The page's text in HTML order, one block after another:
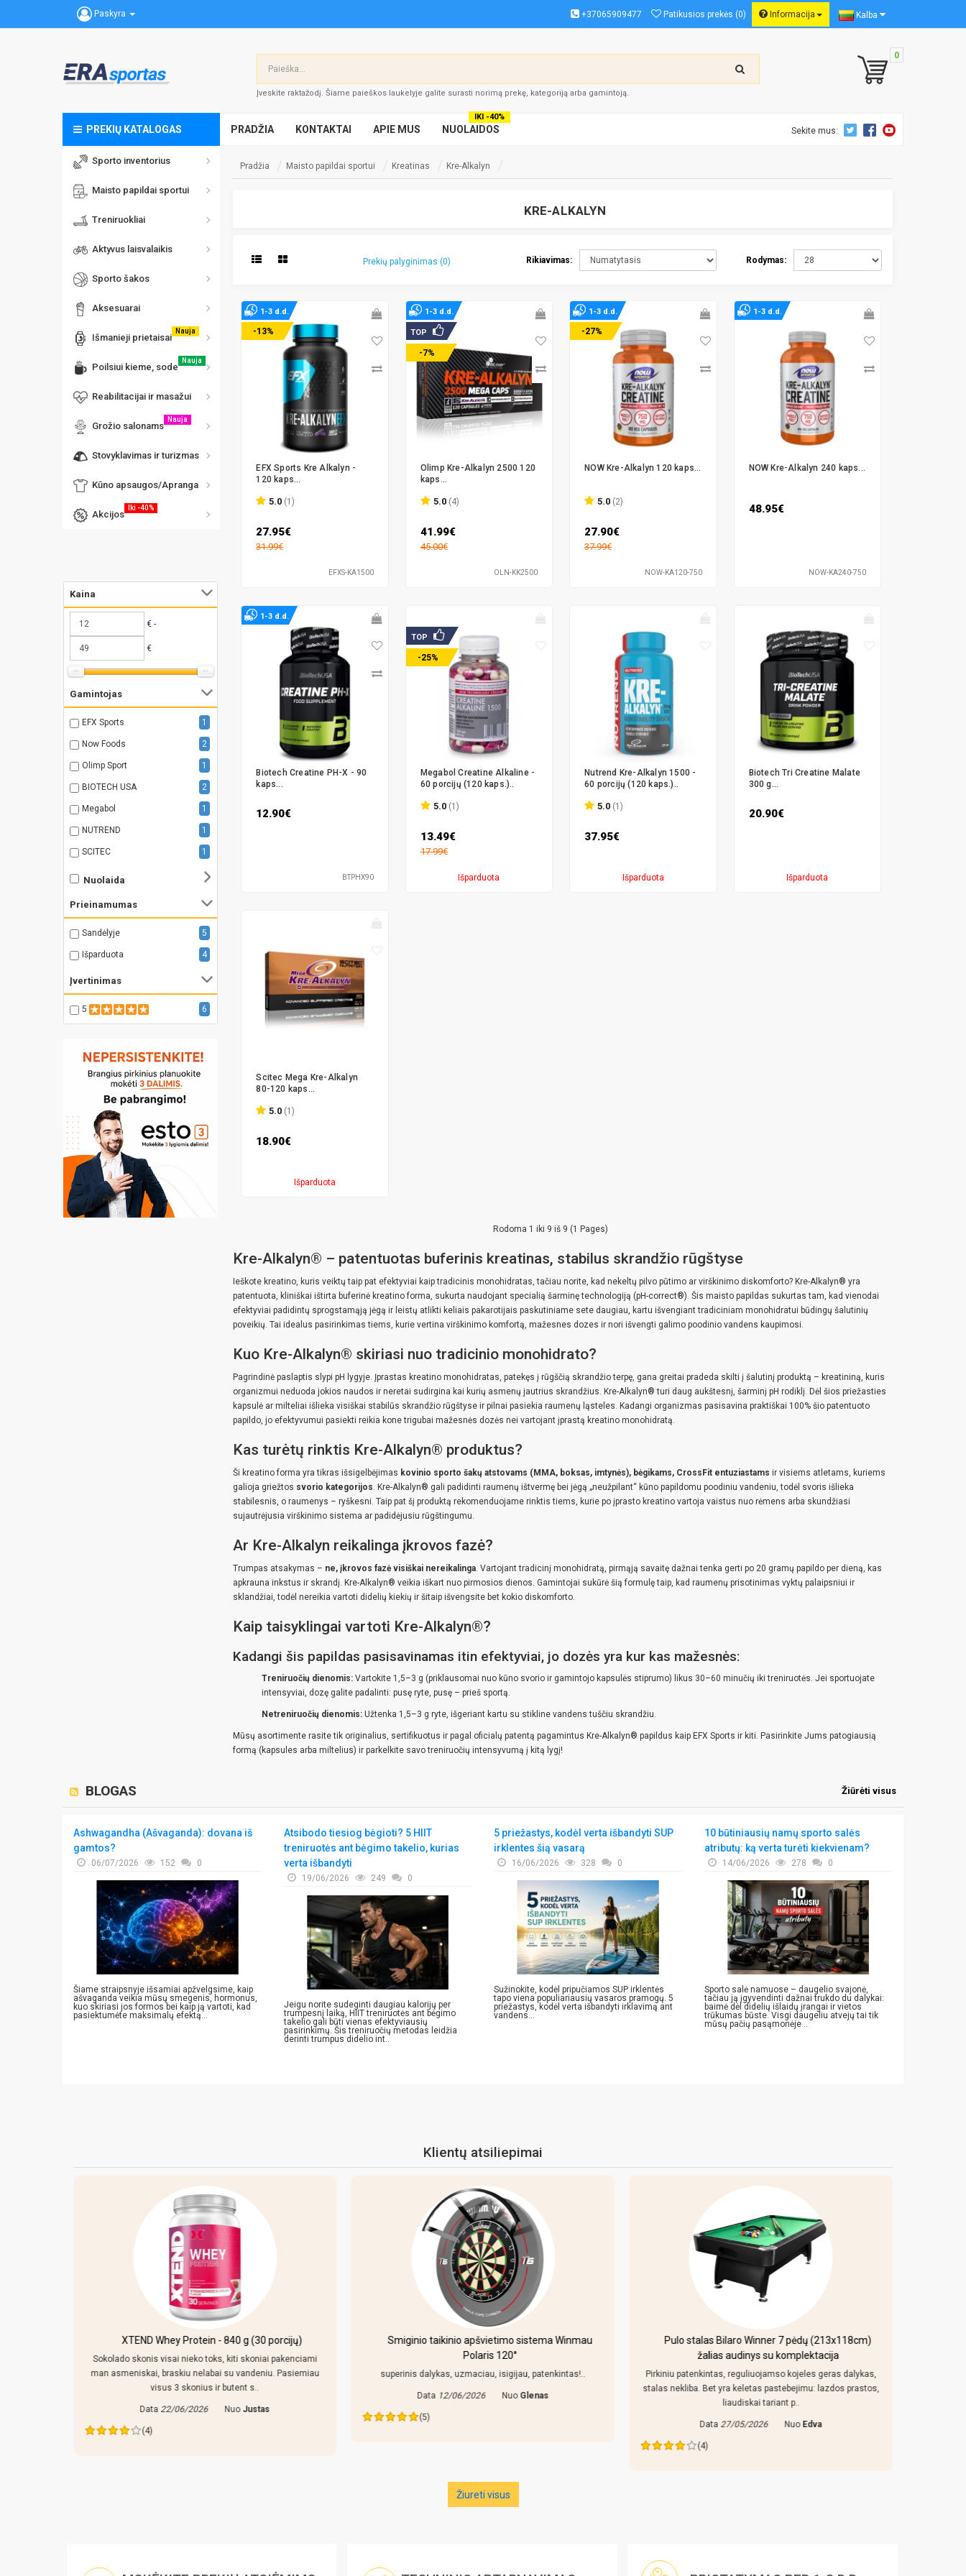
Paskyra +37065909477 Patikusios prekės (0) Informacija Kalba
Įveskite raktažodį. Šiame paieškos laukelyje galite surasti norimą prekę, kategoriją arba gamintoją.
0
PREKIŲ KATALOGAS
Sporto inventorius
Maisto papildai sportui
Treniruokliai
Aktyvus laisvalaikis
Sporto šakos
Aksesuarai
Išmanieji prietaisai
Nauja
Poilsiui kieme, sode
Nauja
Reabilitacijai ir masažui
Grožio salonams
Nauja
Stovyklavimas ir turizmas
Kūno apsaugos/Apranga
Akcijos
Iki -40%
PRADŽIA KONTAKTAI APIE MUS NUOLAIDOS
IKI -40%
Sekite mus:
Kaina
€ -
€
Gamintojas
EFX Sports 1
Now Foods 2
Olimp Sport 1
BIOTECH USA 2
Megabol 1
NUTREND 1
SCITEC 1
Nuolaida
Prieinamumas
Sandėlyje 5
Išparduota 4
Įvertinimas
5 6
Pradžia Maisto papildai sportui Kreatinas Kre-Alkalyn
KRE-ALKALYN
Prekių palyginimas (0) Rikiavimas: Rodymas:
-13%
EFX Sports Kre Alkalyn -
120 kaps...
5.0 (1)
27.95€
31.99€
EFXS-KA1500
1-3 d.d.
TOP
-7%
Olimp Kre-Alkalyn 2500 120
kaps...
5.0 (4)
41.99€
45.00€
OLN-KK2500
1-3 d.d.
-27%
NOW Kre-Alkalyn 120 kaps...
5.0 (2)
27.90€
37.99€
NOW-KA120-750
1-3 d.d.
NOW Kre-Alkalyn 240 kaps...
48.95€
NOW-KA240-750
1-3 d.d.
Biotech Creatine PH-X - 90
kaps...
12.90€
BTPHX90
1-3 d.d.
TOP
-25%
Megabol Creatine Alkaline -
60 porcijų (120 kaps.)..
5.0 (1)
13.49€
17.99€
Išparduota
Nutrend Kre-Alkalyn 1500 -
60 porcijų (120 kaps.)..
5.0 (1)
37.95€
Išparduota
Biotech Tri Creatine Malate
300 g...
20.90€
Išparduota
Scitec Mega Kre-Alkalyn
80-120 kaps...
5.0 (1)
18.90€
Išparduota
Rodoma 1 iki 9 iš 9 (1 Pages)
Kre-Alkalyn® – patentuotas buferinis kreatinas, stabilus skrandžio rūgštyse
Ieškote kreatino, kuris veiktų taip pat efektyviai kaip tradicinis monohidratas, tačiau norite, kad nekeltų pilvo pūtimo ar virškinimo diskomforto? Kre-Alkalyn® yra
patentuota, kliniškai ištirta buferinė kreatino forma, sukurta naudojant specialią šarminę technologiją (pH-correct®). Šis maisto papildas sukurtas tam, kad vienodai
efektyviai padidintų sprogstamąją jėgą ir leistų atlikti keliais pakarotijais paskutiniame sete daugiau, kartu išvengiant tradiciniam monohidratui būdingų šalutinių
poveikių. Tai idealus pasirinkimas tiems, kurie vertina virškinimo komfortą, mažesnes dozes ir nori išvengti galimo poodinio vandens kaupimosi.
Kuo Kre-Alkalyn® skiriasi nuo tradicinio monohidrato?
Pagrindinė paslaptis slypi pH lygyje. Įprastas kreatino monohidratas, patekęs į rūgščią skrandžio terpę, gana greitai pradeda skilti į šalutinį produktą – kreatininą, kuris
organizmui neduoda jokios naudos ir neretai sudirgina kai kurių asmenų jautrius skrandžius. Kre-Alkalyn® turi daug aukštesnį, šarminį pH rodiklį. Dėl šios priežasties
kapsulė ar milteliai išlieka visiškai stabilūs skrandžio rūgštyse ir pilnai pasiekia raumenų ląsteles. Kadangi organizmas pasisavina praktiškai 100% šio patentuoto
papildo, jo efektyvumui pasiekti reikia kone trigubai mažesnės dozės nei vartojant įprastą kreatino monohidratą.
Kas turėtų rinktis Kre-Alkalyn® produktus?
Ši kreatino forma yra tikras išsigelbėjimas kovinio sporto šakų atstovams (MMA, boksas, imtynės), bėgikams, CrossFit entuziastams ir visiems atletams, kuriems
galioja griežtos svorio kategorijos. Kre-Alkalyn® gali padidinti raumenų ištvermę bei jėgą „neužpilant“ kūno papildomu poodiniu vandeniu, todėl svoris išlieka
stabilesnis, o raumenys – ryškesni. Taip pat šį produktą rekomenduojame rinktis tiems, kurie po įprasto kreatino vartoja vaistus nuo rėmens arba skundžiasi
sujautrėjusia virškinimo sistema ar padidėjusiu rūgštingumu.
Ar Kre-Alkalyn reikalinga įkrovos fazė?
Trumpas atsakymas – ne, įkrovos fazė visiškai nereikalinga. Vartojant tradicinį monohidratą, pirmąją savaitę dažnai tenka gerti po 20 gramų papildo per dieną, kas
apkrauna inkstus ir skrandį. Kre-Alkalyn® veikia iškart nuo pirmosios dienos. Gamintojai sukūrė šią formulę taip, kad raumenų prisotinimas vyktų palaipsniui ir
sklandžiai, todėl nereikia vartoti didelių kiekių ir šitaip išvengsite bet kokio diskomforto.
Kaip taisyklingai vartoti Kre-Alkalyn®?
Kadangi šis papildas pasisavinamas itin efektyviai, jo dozės yra kur kas mažesnės:
Treniruočių dienomis: Vartokite 1,5–3 g (priklausomai nuo kūno svorio ir gamintojo kapsulės stiprumo) likus 30–60 minučių iki treniruotės. Jei sportuojate
intensyviai, dozę galite padalinti: pusę ryte, pusę – prieš sportą.
Netreniruočių dienomis: Užtenka 1,5–3 g ryte, išgeriant kartu su stikline vandens tuščiu skrandžiu.
Mūsų asortimente rasite tik originalius, sertifikuotus ir pagal oficialų patentą pagamintus Kre-Alkalyn® papildus kaip EFX Sports ir kiti. Pasirinkite Jums patogiausią
formą (kapsules arba miltelius) ir parkelkite savo treniruočių intensyvumą į kitą lygį!
Žiūrėti visus
BLOGAS
Ashwagandha (Ašvaganda): dovana iš
gamtos?
06/07/2026 152 0
Šiame straipsnyje išsamiai apžvelgsime, kaip
ašvaganda veikia mūsų smegenis, hormonus,
kuo skiriasi jos formos bei kaip ją vartoti, kad
pasiektumėte maksimalų efektą...
Atsibodo tiesiog bėgioti? 5 HIIT
treniruotės ant bėgimo takelio, kurias
verta išbandyti
19/06/2026 249 0
Jeigu norite sudeginti daugiau kalorijų per
trumpesnį laiką, HIIT treniruotės ant bėgimo
takelio gali būti vienas efektyviausių
pasirinkimų. Šis treniruočių metodas leidžia
derinti trumpus didelio int..
5 priežastys, kodėl verta išbandyti SUP
irklentes šią vasarą
16/06/2026 328 0
Sužinokite, kodėl pripučiamos SUP irklentės
tapo viena populiariausių vasaros pramogų. 5
priežastys, kodėl verta išbandyti irklavimą ant
vandens...
10 būtiniausių namų sporto salės
atributų: ką verta turėti kiekvienam?
14/06/2026 278 0
Sporto salė namuose – daugelio svajonė,
tačiau ją įgyvendinti dažnai trukdo du dalykai:
baimė dėl didelių išlaidų įrangai ir vietos
trūkumas būste. Visgi daugeliu atvejų tai tik
mūsų pačių pasąmonėje ..
Klientų atsiliepimai
Protein - 840 g (30 porcijų)
nieko toks, kiti skoniai pakenciami
nelabai su vandeniu. Pasiemiau
Smiginio taikinio apšvietimo sistema Winmau
Polaris 120°
superinis dalykas, uzmaciau, isigijau, patenkintas!..
Pulo stalas Bilaro Winner 7 pėdų (213x118cm)
Pirkiniu patenkintas, reguliuojamso kojeles geras dalykas,
stalas nekliba. Bet yra keletas pastebejimu: lazdos prastos,
Mobilus krepšinio stovas Bilaro Denver
Kaip uz tokia kaina stebuklu nesitikejau, pats
konstrukcija atrodo neblogai, 150 l pado sociai,
Data
Žiureti visus